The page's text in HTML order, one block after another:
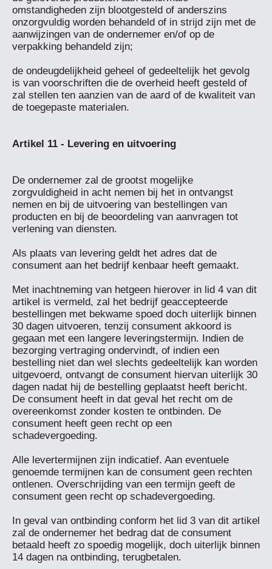
omstandigheden zijn blootgesteld of anderszins
onzorgvuldig worden behandeld of in strijd zijn met de
aanwijzingen van de ondernemer en/of op de
verpakking behandeld zijn;
de ondeugdelijkheid geheel of gedeeltelijk het gevolg
is van voorschriften die de overheid heeft gesteld of
zal stellen ten aanzien van de aard of de kwaliteit van
de toegepaste materialen.
De ondernemer zal de grootst mogelijke
zorgvuldigheid in acht nemen bij het in ontvangst
nemen en bij de uitvoering van bestellingen van
producten en bij de beoordeling van aanvragen tot
verlening van diensten.
Als plaats van levering geldt het adres dat de
consument aan het bedrijf kenbaar heeft gemaakt.
Met inachtneming van hetgeen hierover in lid 4 van dit
artikel is vermeld, zal het bedrijf geaccepteerde
bestellingen met bekwame spoed doch uiterlijk binnen
30 dagen uitvoeren, tenzij consument akkoord is
gegaan met een langere leveringstermijn. Indien de
bezorging vertraging ondervindt, of indien een
bestelling niet dan wel slechts gedeeltelijk kan worden
uitgevoerd, ontvangt de consument hiervan uiterlijk 30
dagen nadat hij de bestelling geplaatst heeft bericht.
De consument heeft in dat geval het recht om de
overeenkomst zonder kosten te ontbinden. De
consument heeft geen recht op een
schadevergoeding.
Alle levertermijnen zijn indicatief. Aan eventuele
genoemde termijnen kan de consument geen rechten
ontlenen. Overschrijding van een termijn geeft de
consument geen recht op schadevergoeding.
In geval van ontbinding conform het lid 3 van dit artikel
zal de ondernemer het bedrag dat de consument
betaald heeft zo spoedig mogelijk, doch uiterlijk binnen
14 dagen na ontbinding, terugbetalen.